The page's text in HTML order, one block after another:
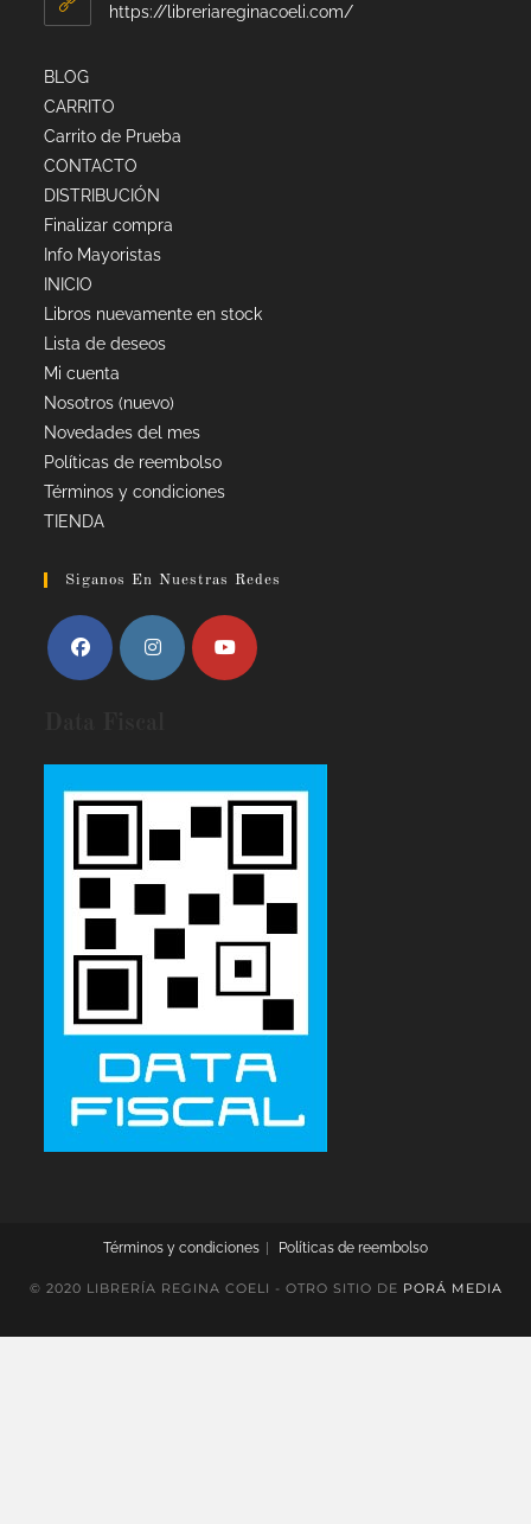
https://libreriareginacoeli.com/
BLOG
CARRITO
Carrito de Prueba
CONTACTO
DISTRIBUCIÓN
Finalizar compra
Info Mayoristas
INICIO
Libros nuevamente en stock
Lista de deseos
Mi cuenta
Nosotros (nuevo)
Novedades del mes
Políticas de reembolso
Términos y condiciones
TIENDA
Siganos En Nuestras Redes
Términos y condiciones Políticas de reembolso
© 2020 LIBRERÍA REGINA COELI - OTRO SITIO DE PORÁ MEDIA